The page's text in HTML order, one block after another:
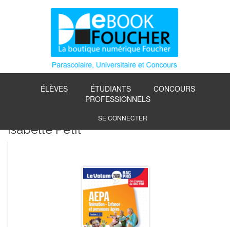
ÉLÈVES ÉTUDIANTS
CONCOURS
PROFESSIONNELS
SE CONNECTER
Isabelle Petit